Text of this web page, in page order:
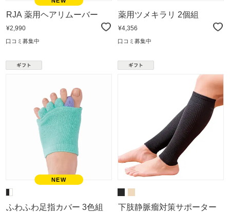
RJA 薬用ヘアリムーバー
¥2,990
口コミ募集中
薬用ツメキラリ 2個組
¥4,356
口コミ募集中
ふわふわ足指カバー 3色組
下肢静脈瘤対策サポーター